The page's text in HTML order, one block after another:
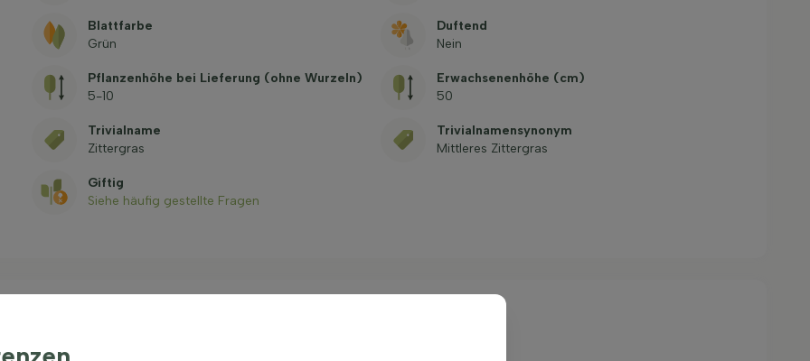
Blattfarbe
Grün
Duftend
Nein
Pflanzenhöhe bei Lieferung (ohne Wurzeln)
5-10
Erwachsenenhöhe (cm)
50
Trivialname
Zittergras
Trivialnamensynonym
Mittleres Zittergras
Giftig
Siehe häufig gestellte Fragen